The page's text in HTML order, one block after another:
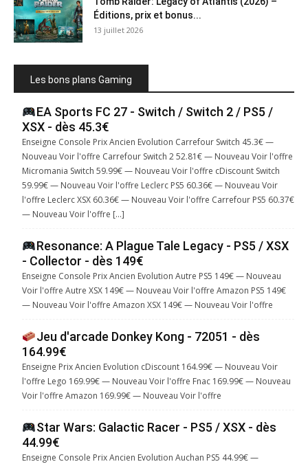
Éditions, prix et bonus...
13 juillet 2026
Les bons plans Gaming
EA Sports FC 27 - Switch / Switch 2 / PS5 /
XSX - dès 45.3€
Enseigne Console Prix Ancien Evolution Carrefour Switch 45.3€ —
Nouveau Voir l'offre Carrefour Switch 2 52.81€ — Nouveau Voir l'offre
Micromania Switch 59.99€ — Nouveau Voir l'offre cDiscount Switch
59.99€ — Nouveau Voir l'offre Leclerc PS5 60.36€ — Nouveau Voir
l'offre Leclerc XSX 60.36€ — Nouveau Voir l'offre Carrefour PS5 60.37€
— Nouveau Voir l'offre […]
Resonance: A Plague Tale Legacy - PS5 / XSX
- Collector - dès 149€
Enseigne Console Prix Ancien Evolution Autre PS5 149€ — Nouveau
Voir l'offre Autre XSX 149€ — Nouveau Voir l'offre Amazon PS5 149€
— Nouveau Voir l'offre Amazon XSX 149€ — Nouveau Voir l'offre
Jeu d'arcade Donkey Kong - 72051 - dès
164.99€
Enseigne Prix Ancien Evolution cDiscount 164.99€ — Nouveau Voir
l'offre Lego 169.99€ — Nouveau Voir l'offre Fnac 169.99€ — Nouveau
Voir l'offre Amazon 169.99€ — Nouveau Voir l'offre
Star Wars: Galactic Racer - PS5 / XSX - dès
44.99€
Enseigne Console Prix Ancien Evolution Auchan PS5 44.99€ —